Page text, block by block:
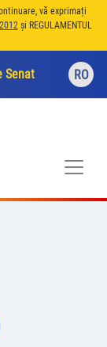
vă exprimați
și REGULAMENTUL
Senat RO